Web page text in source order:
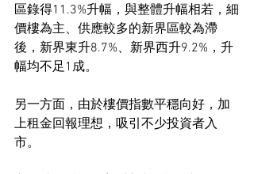
區錄得11.3%升幅，與整體升幅相若，細
價樓為主、供應較多的新界區較為滯
後，新界東升8.7%、新界西升9.2%，升
幅均不足1成。
另一方面，由於樓價指數平穩向好，加
上租金回報理想，吸引不少投資者入
市。